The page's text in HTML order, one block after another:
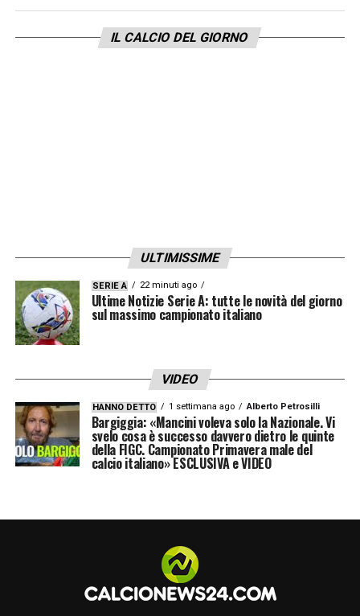
IL CALCIO DEL GIORNO
ULTIMISSIME
SERIE A 22 minuti ago
Ultime Notizie Serie A: tutte le novità del giorno
sul massimo campionato italiano
VIDEO
HANNO DETTO 1 settimana ago Alberto Petrosilli
Bargiggia: «Mancini voleva solo la Nazionale. Vi
svelo cosa è successo davvero dietro le quinte
della FIGC. Campionato Primavera male del
calcio italiano» ESCLUSIVA e VIDEO